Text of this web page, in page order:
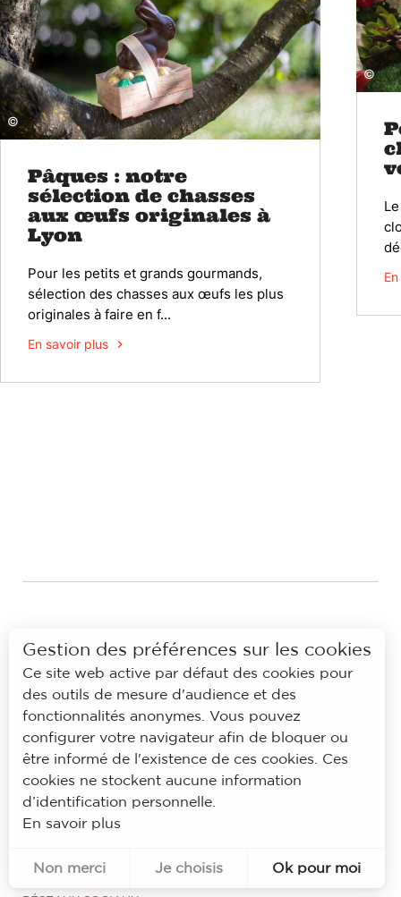
©
Pâques : notre
sélection de chasses
aux œufs originales à
Lyon
Pour les petits et grands gourmands,
sélection des chasses aux œufs les plus
originales à faire en f...
En savoir plus
©
NEWSLETTER
Recevez régulièrement nos
bons plans
Gestion des préférences sur les cookies
Ce site web active par défaut des cookies pour
des outils de mesure d'audience et des
fonctionnalités anonymes. Vous pouvez
configurer votre navigateur afin de bloquer ou
être informé de l'existence de ces cookies. Ces
cookies ne stockent aucune information
d’identification personnelle.
En savoir plus
Non merci Je choisis Ok pour moi